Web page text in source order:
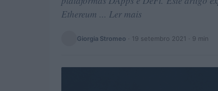
Ethereum ... Ler mais
Giorgia Stromeo · 19 setembro 2021 · 9 min